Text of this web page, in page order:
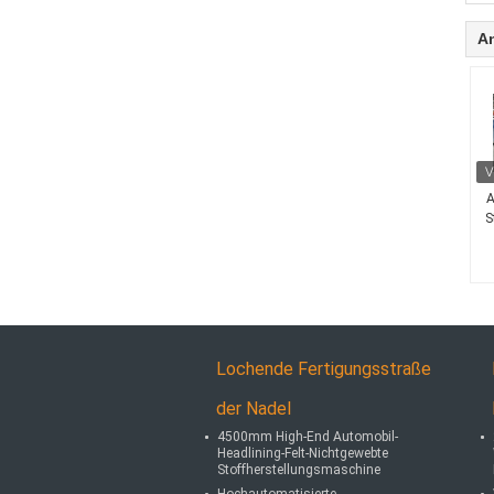
Lochende Fertigungsstraße
der Nadel
4500mm High-End Automobil-
Headlining-Felt-Nichtgewebte
Stoffherstellungsmaschine